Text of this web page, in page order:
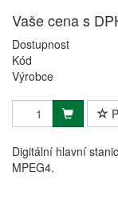
Vaše cena s
Dostupnost
Kód
Výrobce
Digitální hlavní
MPEG4.